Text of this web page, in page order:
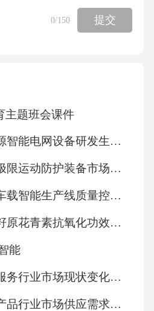
0/150 提交
主题班会课件
2026中国新能源智能电网设备研发生产制造技术研发行业市场现状供需分析及投资评估规划分析研究报告
2026中国户外极限运动防护装备市场小众化特征与营销创新报告
2026中国智能车载智能生产线质量控制质量管理优化系统行业市场现状供需分析及投资评估规划分析研究报告
2026中国葡萄籽原花青素抗氧化功效评价体系报告
能
2026中国通信服务行业市场现状变化及投资发展趋势深度研究报告
2026石油炼化产品行业市场供应需求现状分析投资评估发展策略规划报告